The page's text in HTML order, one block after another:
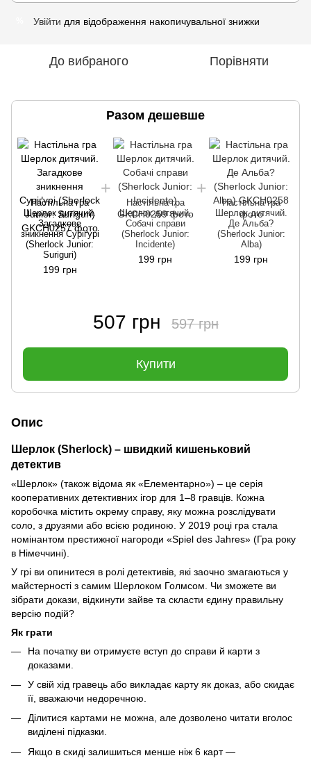
Увійти для відображення накопичувальної знижки
До вибраного Порівняти
Разом дешевше
Настільна гра
Шерлок дитячий.
Загадкове
зникнення Суріґурі
(Sherlock Junior:
Suriguri)
199 грн
Настільна гра
Шерлок дитячий.
Собачі справи
(Sherlock Junior:
Incidente)
199 грн
Настільна гра
Шерлок дитячий.
Де Альба?
(Sherlock Junior:
Alba)
199 грн
507 грн 597 грн
Купити
Опис
Шерлок (Sherlock) – швидкий кишеньковий
детектив
«Шерлок» (також відома як «Елементарно») – це серія
кооперативних детективних ігор для 1–8 гравців. Кожна
коробочка містить окрему справу, яку можна розслідувати
соло, з друзями або всією родиною. У 2019 році гра стала
номінантом престижної нагороди «Spiel des Jahres» (Гра року
в Німеччині).
У грі ви опинитеся в ролі детективів, які заочно змагаються у
майстерності з самим Шерлоком Голмсом. Чи зможете ви
зібрати докази, відкинути зайве та скласти єдину правильну
версію подій?
Як грати
На початку ви отримуєте вступ до справи й карти з
доказами.
У свій хід гравець або викладає карту як доказ, або скидає
її, вважаючи недоречною.
Ділитися картами не можна, але дозволено читати вголос
виділені підказки.
Якщо в скиді залишиться менше ніж 6 карт —